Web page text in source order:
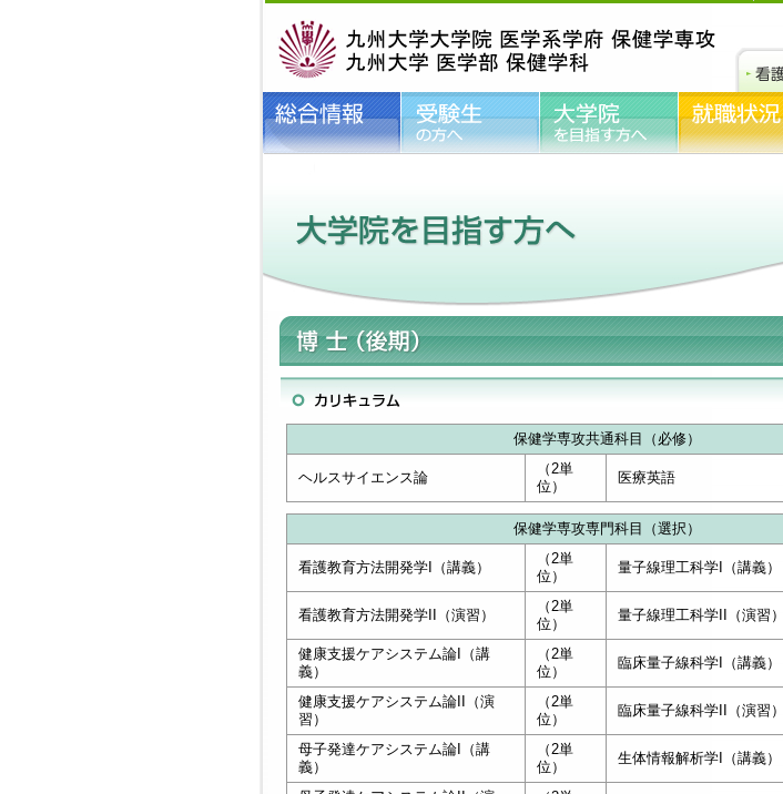
保健学専攻共通科目（必修）
ヘルスサイエンス論
（2単
位）
医療英語
保健学専攻専門科目（選択）
看護教育方法開発学I（講義）
（2単
位）
量子線理工科学I（講義）
看護教育方法開発学II（演習）
（2単
位）
量子線理工科学II（演習）
健康支援ケアシステム論I（講
義）
（2単
位）
臨床量子線科学I（講義）
健康支援ケアシステム論II（演
習）
（2単
位）
臨床量子線科学II（演習）
母子発達ケアシステム論I（講
義）
（2単
位）
生体情報解析学I（講義）